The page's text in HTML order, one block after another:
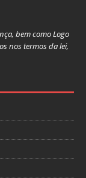
bem como Logo
nos termos da lei,